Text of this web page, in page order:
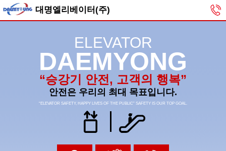
대명엘리베이터(주)
ELEVATOR
DAEMYONG
“승강기 안전, 고객의 행복”
안전은 우리의 최대 목표입니다.
“ELEVATOR SAFETY, HAPPY LIVES OF THE PUBLIC” SAFETY IS OUR TOP GOAL.